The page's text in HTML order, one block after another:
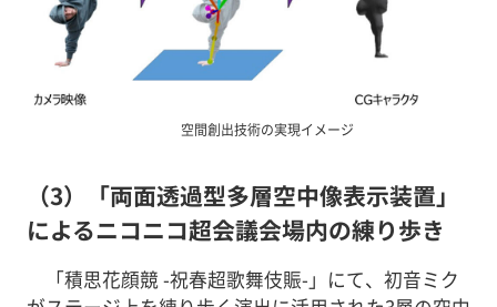
空間創出技術の実現イメージ
（3）「両面透過型多層空中像表示装置」
によるニコニコ超会議会場内の練り歩き
「積思花顔競 -祝春超歌舞伎賑-」にて、初音ミク